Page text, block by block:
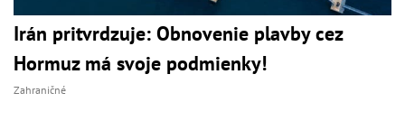
Irán pritvrdzuje: Obnovenie plavby cez
Hormuz má svoje podmienky!
Zahraničné